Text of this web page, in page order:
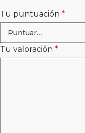
Tu puntuación *
Tu valoración *